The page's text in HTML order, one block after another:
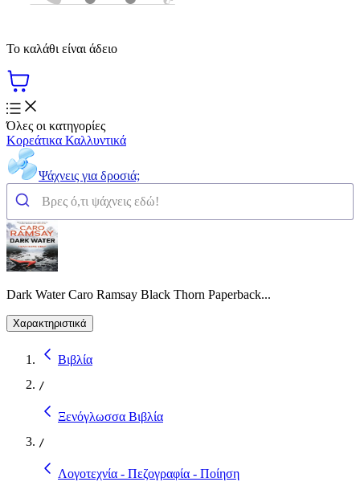
Το καλάθι είναι άδειο
Όλες οι κατηγορίες
Κορεάτικα Καλλυντικά
Ψάχνεις για δροσιά;
Dark Water Caro Ramsay Black Thorn Paperback...
Χαρακτηριστικά
Βιβλία
/
Ξενόγλωσσα Βιβλία
/
Λογοτεχνία - Πεζογραφία - Ποίηση